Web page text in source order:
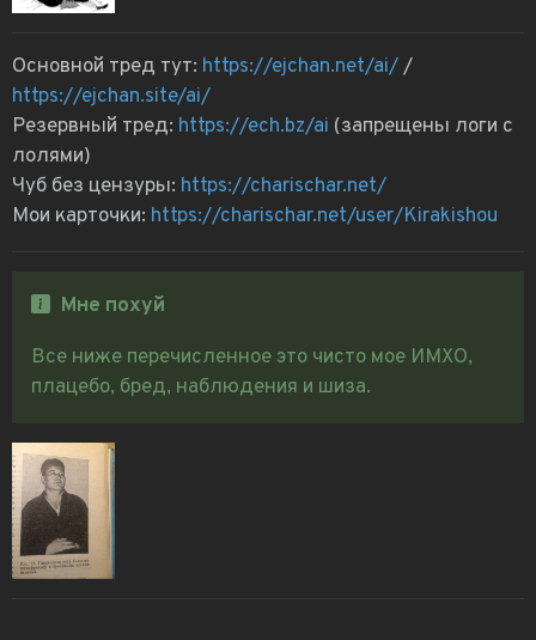
Основной тред тут: https://ejchan.net/ai//
https://ejchan.site/ai/
Резервный тред: https://ech.bz/ai (запрещены логи с
лолями)
Чуб без цензуры: https://charischar.net/
Мои карточки: https://charischar.net/user/Kirakishou
Мне похуй
Все ниже перечисленное это чисто мое ИМХО,
плацебо, бред, наблюдения и шиза.